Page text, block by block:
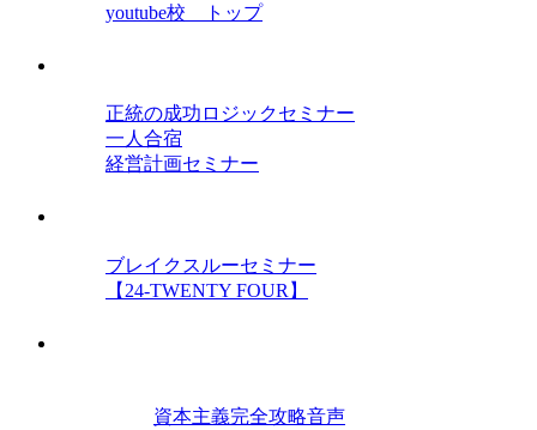
youtube校 トップ
正統の成功ロジックセミナー
一人合宿
経営計画セミナー
ブレイクスルーセミナー
【24-TWENTY FOUR】
資本主義完全攻略音声